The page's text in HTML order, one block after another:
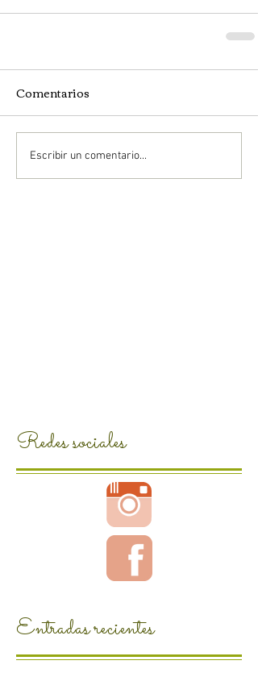
Comentarios
Escribir un comentario...
Redes sociales
Entradas recientes